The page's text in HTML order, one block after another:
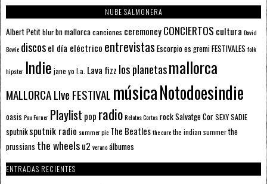
NUBE SALMONERA
Albert Petitblurbn mallorcacanciones ceremoneyCONCIERTOS cultura David
Bowie discosel día eléctrico entrevistas Escorpioes gremiFESTIVALES folk
hipster Indie jane yo l.a. Lava fizz los planetasmallorca
MALLORCA LIve FESTIVAL músicaNotodoesindie
oasis Pau Forner Playlist pop radioRelatos CortosrockSalvatge CorSEXY SADIE
sputnik sputnik radio summer pie The Beatlesthe curethe indian summerthe
prussians the wheelsu2 veranoálbumes
ENTRADAS RECIENTES